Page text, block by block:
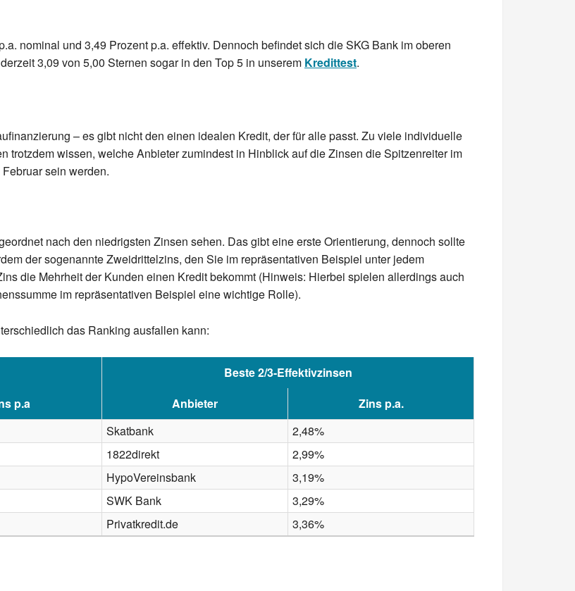
nominal und 3,49 Prozent p.a. effektiv. Dennoch befindet sich die SKG Bank im oberen
3,09 von 5,00 Sternen sogar in den Top 5 in unserem Kredittest.
– es gibt nicht den einen idealen Kredit, der für alle passt. Zu viele individuelle
trotzdem wissen, welche Anbieter zumindest in Hinblick auf die Zinsen die Spitzenreiter im
sein werden.
nach den niedrigsten Zinsen sehen. Das gibt eine erste Orientierung, dennoch sollte
der sogenannte Zweidrittelzins, den Sie im repräsentativen Beispiel unter jedem
die Mehrheit der Kunden einen Kredit bekommt (Hinweis: Hierbei spielen allerdings auch
im repräsentativen Beispiel eine wichtige Rolle).
das Ranking ausfallen kann:
Beste 2/3-Effektivzinsen
p.a Anbieter
Zins p.a.
Skatbank
2,48%
1822direkt
2,99%
HypoVereinsbank
3,19%
SWK Bank
3,29%
Privatkredit.de 3,36%